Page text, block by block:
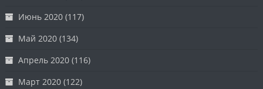
Июнь 2020 (117)
Май 2020 (134)
Апрель 2020 (116)
Март 2020 (122)